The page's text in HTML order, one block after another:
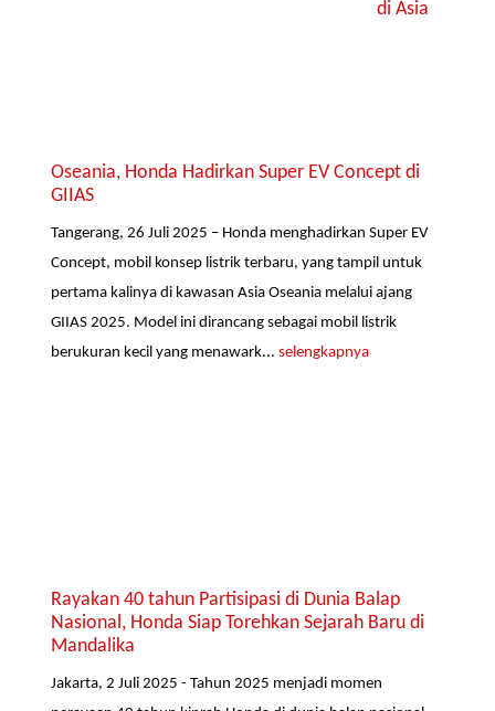
di Asia
Oseania, Honda Hadirkan Super EV Concept di
GIIAS
Tangerang, 26 Juli 2025 – Honda menghadirkan Super EV
Concept, mobil konsep listrik terbaru, yang tampil untuk
pertama kalinya di kawasan Asia Oseania melalui ajang
GIIAS 2025. Model ini dirancang sebagai mobil listrik
berukuran kecil yang menawark...selengkapnya
Rayakan 40 tahun Partisipasi di Dunia Balap
Nasional, Honda Siap Torehkan Sejarah Baru di
Mandalika
Jakarta, 2 Juli 2025 - Tahun 2025 menjadi momen